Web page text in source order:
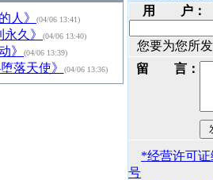
人》
(04/06 13:41)
久》 (04/06 13:40)
》 (04/06 13:39)
落天使》 (04/06 13:36)
用 户：
您要为您所
留 言：
*经营许可证
号